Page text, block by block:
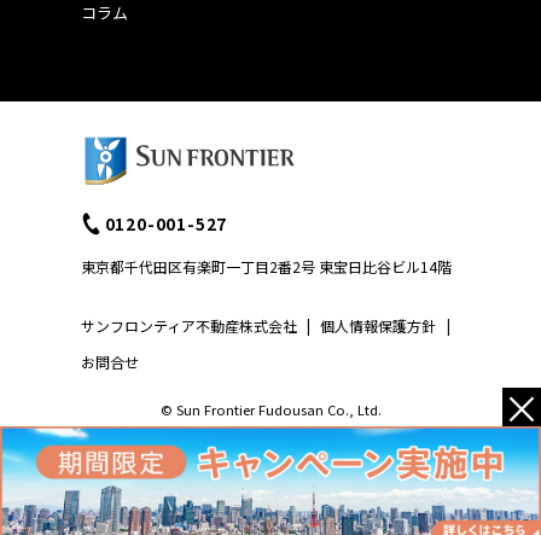
コラム
サンフロンティア不動産株式会社 | 個人情報保護方針 |
お問合せ
0120-001-527
東京都千代田区有楽町一丁目2番2号 東宝日比谷ビル14階
© Sun Frontier Fudousan Co., Ltd. ×